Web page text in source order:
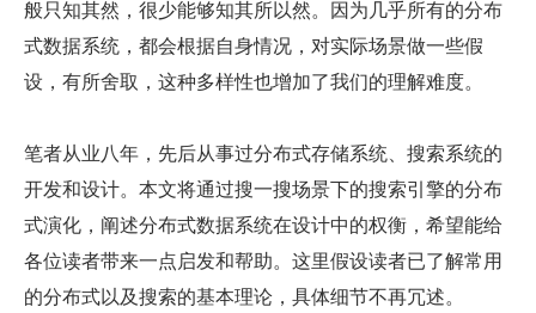
般只知其然，很少能够知其所以然。因为几乎所有的分布
式数据系统，都会根据自身情况，对实际场景做一些假
设，有所舍取，这种多样性也增加了我们的理解难度。
笔者从业八年，先后从事过分布式存储系统、搜索系统的
开发和设计。本文将通过搜一搜场景下的搜索引擎的分布
式演化，阐述分布式数据系统在设计中的权衡，希望能给
各位读者带来一点启发和帮助。这里假设读者已了解常用
的分布式以及搜索的基本理论，具体细节不再冗述。